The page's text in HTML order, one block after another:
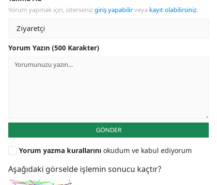
Yorum yapmak için, istersenizgiriş yapabilirveya kayıt olabilirsiniz.
Yorum Yazın (500 Karakter)
GÖNDER
Yorum yazma kurallarını okudum ve kabul ediyorum
Aşağıdaki görselde işlemin sonucu kaçtır?